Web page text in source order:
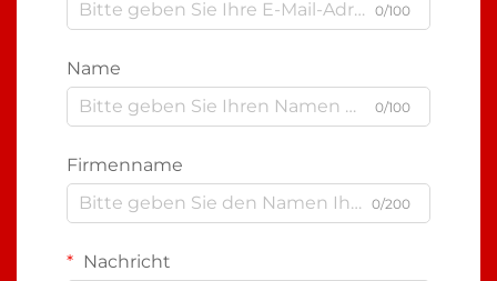
0/100
Name
0/100
Firmenname
0/200
Nachricht